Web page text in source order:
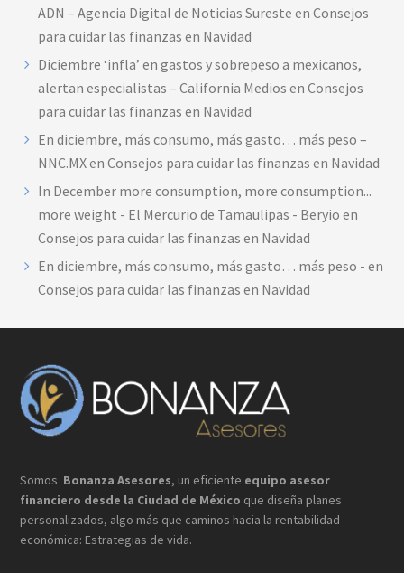
ADN – Agencia Digital de Noticias Sureste enConsejos
para cuidar las finanzas en Navidad
Diciembre ‘infla’ en gastos y sobrepeso a mexicanos,
alertan especialistas – California Medios enConsejos
para cuidar las finanzas en Navidad
En diciembre, más consumo, más gasto… más peso –
NNC.MXenConsejos para cuidar las finanzas en Navidad
In December more consumption, more consumption...
more weight - El Mercurio de Tamaulipas - Beryio en
Consejos para cuidar las finanzas en Navidad
En diciembre, más consumo, más gasto… más peso - en
Consejos para cuidar las finanzas en Navidad
Footer
Somos Bonanza Asesores, un eficiente equipo asesor
financiero desde la Ciudad de México que diseña planes
personalizados, algo más que caminos hacia la rentabilidad
económica: Estrategias de vida.